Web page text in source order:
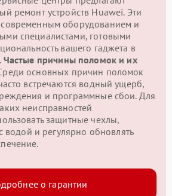
ремонт устройств Huawei. Эти
оборудованием и
специалистами, готовыми
вашего гаджета в
Частые причины поломок и их
основных причин поломок
встречаются водный ущерб,
и программные сбои. Для
неисправностей
защитные чехлы,
водой и регулярно обновлять
о гарантии